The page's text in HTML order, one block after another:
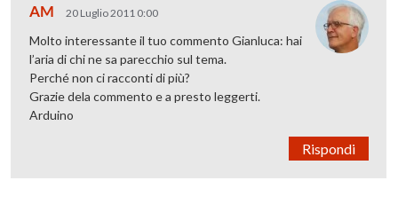
AM 20 Luglio 2011 0:00
Molto interessante il tuo commento Gianluca: hai
l’aria di chi ne sa parecchio sul tema.
Perché non ci racconti di più?
Grazie dela commento e a presto leggerti.
Arduino
Rispondi